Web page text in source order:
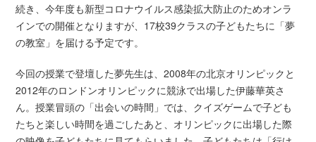
続き、今年度も新型コロナウイルス感染拡大防止のためオンラ
インでの開催となりますが、17校39クラスの子どもたちに「夢
の教室」を届ける予定です。
今回の授業で登壇した夢先生は、2008年の北京オリンピックと
2012年のロンドンオリンピックに競泳で出場した伊藤華英さ
ん。授業冒頭の「出会いの時間」では、クイズゲームで子ども
たちと楽しい時間を過ごしたあと、オリンピックに出場した際